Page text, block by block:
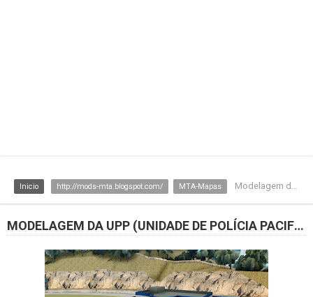
Inicio http://mods-mta.blogspot.com/ MTA-Mapas Modelagem da UPP (Unidade de Polícia Pacificadora)
MODELAGEM DA UPP (UNIDADE DE POLÍCIA PACIFICADORA)